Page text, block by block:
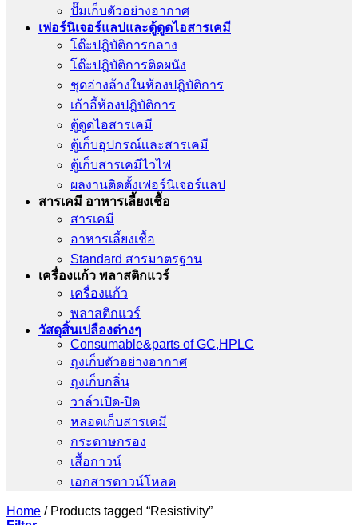
ปั๊มเก็บตัวอย่างอากาศ
เฟอร์นิเจอร์แลปและตู้ดูดไอสารเคมี
โต๊ะปฎิบัติการกลาง
โต๊ะปฎิบัติการติดผนัง
ชุดอ่างล้างในห้องปฎิบัติการ
เก้าอี้ห้องปฎิบัติการ
ตู้ดูดไอสารเคมี
ตู้เก็บอุปกรณ์เเละสารเคมี
ตู้เก็บสารเคมีไวไฟ
ผลงานติดตั้งเฟอร์นิเจอร์เเลป
สารเคมี อาหารเลี้ยงเชื้อ
สารเคมี
อาหารเลี้ยงเชื้อ
Standard สารมาตรฐาน
เครื่องเเก้ว พลาสติกแวร์
เครื่องเเก้ว
พลาสติกแวร์
วัสดุสิ้นเปลืองต่างๆ
Consumable&parts of GC,HPLC
ถุงเก็บตัวอย่างอากาศ
ถุงเก็บกลิ่น
วาล์วเปิด-ปิด
หลอดเก็บสารเคมี
กระดาษกรอง
เสื้อกาวน์
เอกสารดาวน์โหลด
Home /Products tagged “Resistivity”